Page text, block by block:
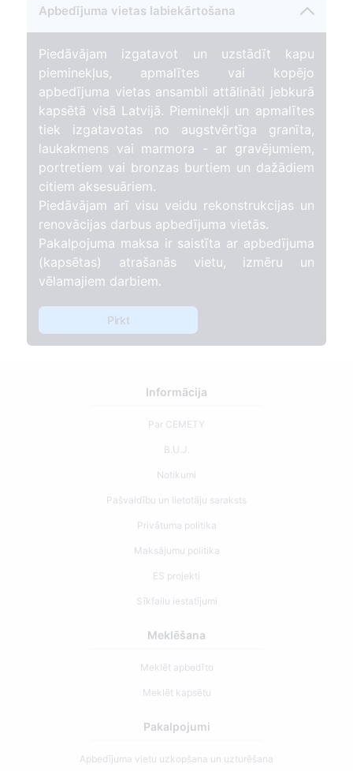
Apbedījuma vietas labiekārtošana
Piedāvājam izgatavot un uzstādīt kapu
pieminekļus, apmalītes vai kopējo
apbedījuma vietas ansambli attālināti jebkurā
kapsētā visā Latvijā. Pieminekļi un apmalītes
tiek izgatavotas no augstvērtīga granīta,
laukakmens vai marmora - ar gravējumiem,
portretiem vai bronzas burtiem un dažādiem
citiem aksesuāriem.
Piedāvājam arī visu veidu rekonstrukcijas un
renovācijas darbus apbedījuma vietās.
Pakalpojuma maksa ir saistīta ar apbedījuma
(kapsētas) atrašanās vietu, izmēru un
vēlamajiem darbiem.
Pirkt
Informācija
Par CEMETY
B.U.J.
Notikumi
Pašvaldību un lietotāju saraksts
Privātuma politika
Maksājumu politika
ES projekti
Sīkfailu iestatījumi
Meklēšana
Meklēt apbedīto
Meklēt kapsētu
Pakalpojumi
Apbedījuma vietu uzkopšana un uzturēšana